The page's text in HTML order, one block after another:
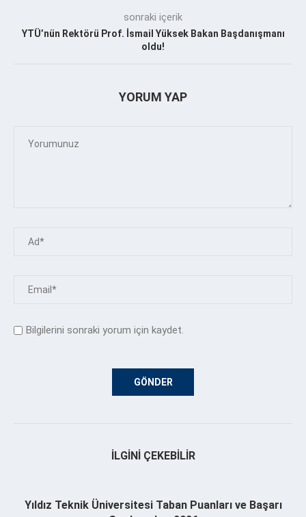
sonraki içerik
YTÜ’nün Rektörü Prof. İsmail Yüksek Bakan Başdanışmanı
oldu!
YORUM YAP
Bilgilerini sonraki yorum için kaydet.
İLGINI ÇEKEBILIR
Yıldız Teknik Üniversitesi Taban Puanları ve Başarı